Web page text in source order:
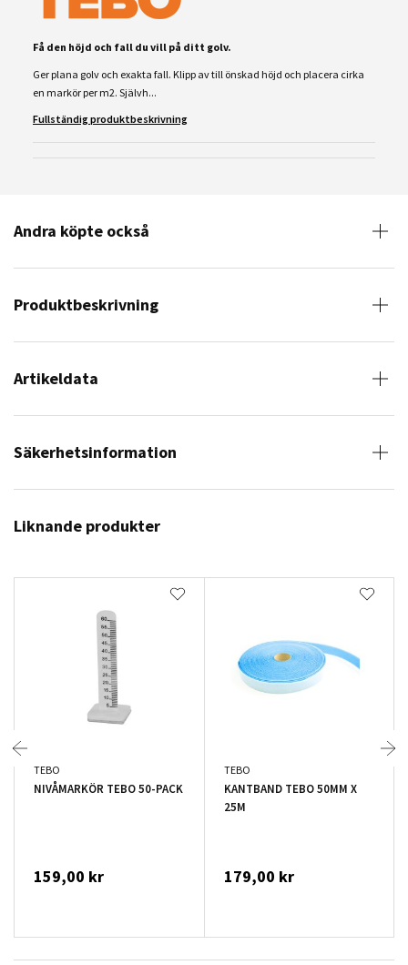
Få den höjd och fall du vill på ditt golv.
Ger plana golv och exakta fall. Klipp av till önskad höjd och placera cirka
en markör per m2. Självh...
Fullständig produktbeskrivning
Andra köpte också
Produktbeskrivning
Artikeldata
Säkerhetsinformation
Liknande produkter
TEBO
NIVÅMARKÖR TEBO 50-PACK
159,00 kr
TEBO
KANTBAND TEBO 50MM X
25M
179,00 kr